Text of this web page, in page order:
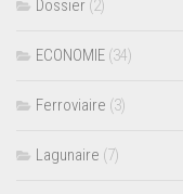
Dossier (2)
ECONOMIE (34)
Ferroviaire (3)
Lagunaire (7)